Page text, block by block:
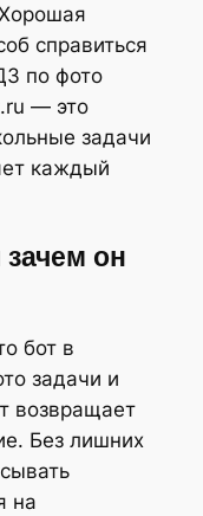
справиться
по фото
— это
задачи
каждый
он
бот в
задачи и
возвращает
Без лишних
на